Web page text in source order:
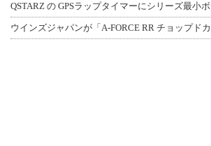
QSTARZ の GPSラップタイマーにシリーズ最小
ウインズジャパンが「A-FORCE RR チョップド